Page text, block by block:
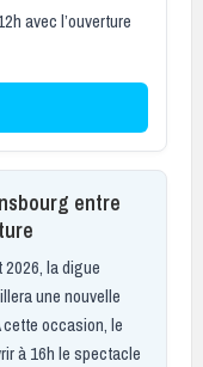
avec l’ouverture
entre
la digue
une nouvelle
cette occasion, le
à 16h le spectacle